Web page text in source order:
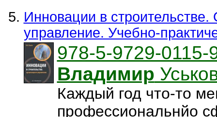
Инновации в строительстве.
управление. Учебно-
978-5-9729-0115-
Владимир
Каждый год что-то
профессиональнйо